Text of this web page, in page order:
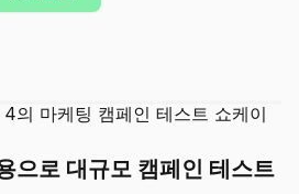
으로 대규모 캠페인 테스트